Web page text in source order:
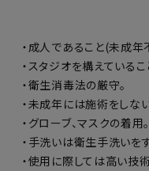
・成人であること(未成年
・スタジオを構えている
・衛生消毒法の厳守。
・未成年には施術をしない
・グローブ、マスクの着用。
・手洗いは衛生手洗いを
・使用に際しては高い技